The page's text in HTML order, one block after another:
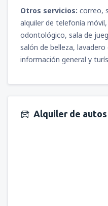
Otros servicios: correo,
alquiler de telefonía
odontológico, sala de
salón de belleza,
información general y
Alquiler de autos